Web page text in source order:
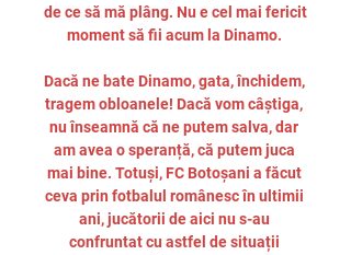
de ce să mă plâng. Nu e cel mai fericit
moment să fii acum la Dinamo.
Dacă ne bate Dinamo, gata, închidem,
tragem obloanele! Dacă vom câștiga,
nu înseamnă că ne putem salva, dar
am avea o speranță, că putem juca
mai bine. Totuși, FC Botoșani a făcut
ceva prin fotbalul românesc în ultimii
ani, jucătorii de aici nu s-au
confruntat cu astfel de situații